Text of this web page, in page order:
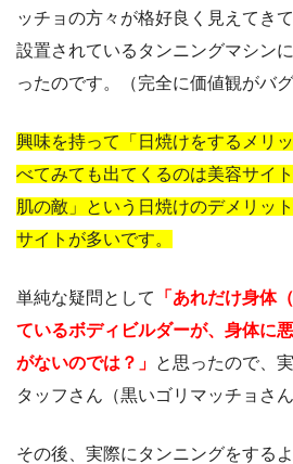
ッチョの方々が格好良く見えてき
設置されているタンニングマシン
ったのです。（完全に価値観がバ
興味を持って「日焼けをするメリ
べてみても出てくるのは美容サイ
肌の敵」という日焼けのデメリッ
サイトが多いです。
単純な疑問として
「あれだけ身体
ているボディビルダーが、身体に
がないのでは？」 と思ったので、
タッフさん（黒いゴリマッチョさ
その後、実際にタンニングをする